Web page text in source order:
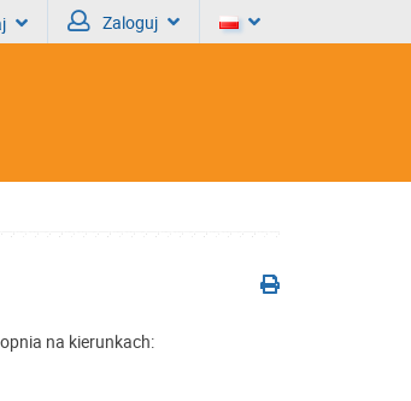
Zaloguj
na kierunkach: